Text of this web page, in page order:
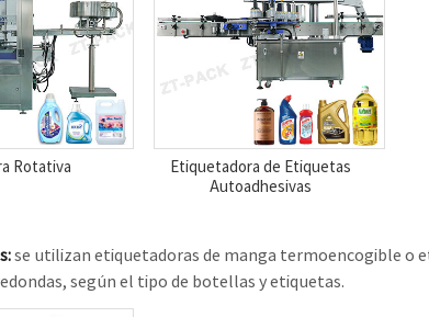
Rotativa
Etiquetadora de Etiquetas
Autoadhesivas
se utilizan etiquetadoras de manga termoencogible o
según el tipo de botellas y etiquetas.